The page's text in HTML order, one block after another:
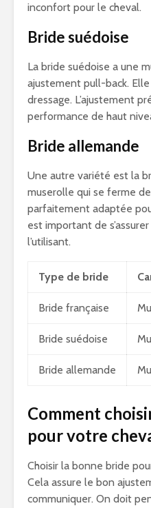
inconfort pour le cheval.
Bride suédoise
La bride suédoise a une
ajustement pull-back.
dressage. L’ajustement
performance de haut
Bride allemande
Une autre variété est la
muserolle qui se ferme
parfaitement adaptée
est important de
l’utilisant.
Type de bride
Bride française
Bride suédoise
Bride allemande
Comment
pour votre
Choisir la bonne bride
Cela assure le bon
communiquer. On doit